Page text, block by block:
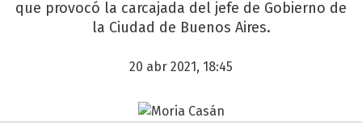
que provocó la carcajada del jefe de Gobierno de
la Ciudad de Buenos Aires.
20 abr 2021, 18:45